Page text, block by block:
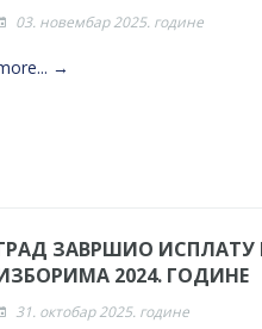
03. новембар 2025. године
→
ЗАВРШИО ИСПЛАТУ
2024. ГОДИНЕ
31. октобар 2025. године